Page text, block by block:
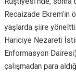
Recaizade Ekrem’in
yaşlarda şiire
Hariciye Nezareti
Enformasyon
çalışmadan para